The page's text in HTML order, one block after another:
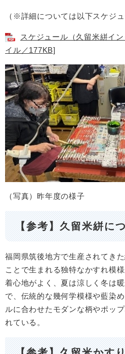
（※詳細については以下スケジ
スケジュール（久留米絣イ
イル／177KB]
（写真）昨年度の様子
【参考】久留米絣に
福岡県筑後地方で生産されてき
ことで生まれる独特なかすれ模
着心地がよく、夏は涼しく冬は
で、伝統的な幾何学模様や藍染
ルに合わせたモダンな柄やポッ
れている。